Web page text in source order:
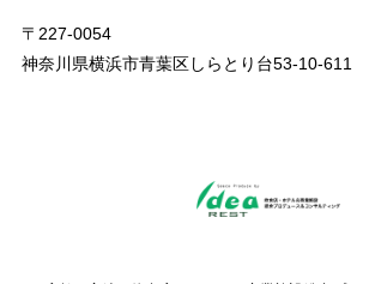
〒227-0054
神奈川県横浜市青葉区しらとり台53-10-611